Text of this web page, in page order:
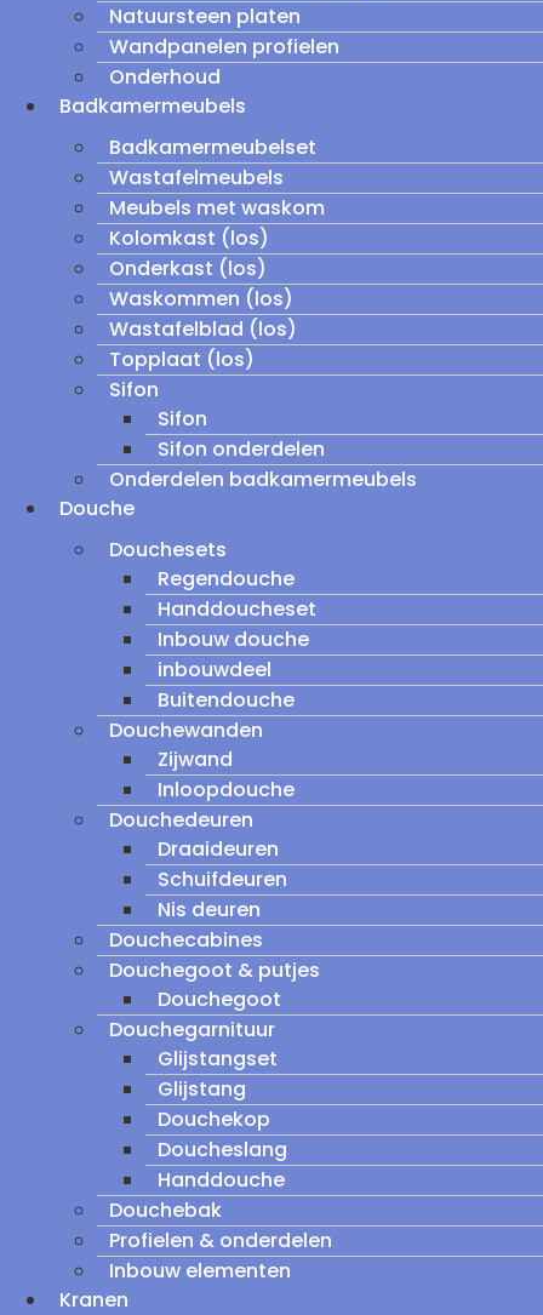
Natuursteen platen
Wandpanelen profielen
Onderhoud
Badkamermeubels
Badkamermeubelset
Wastafelmeubels
Meubels met waskom
Kolomkast (los)
Onderkast (los)
Waskommen (los)
Wastafelblad (los)
Topplaat (los)
Sifon
Sifon
Sifon onderdelen
Onderdelen badkamermeubels
Douche
Douchesets
Regendouche
Handdoucheset
Inbouw douche
inbouwdeel
Buitendouche
Douchewanden
Zijwand
Inloopdouche
Douchedeuren
Draaideuren
Schuifdeuren
Nis deuren
Douchecabines
Douchegoot & putjes
Douchegoot
Douchegarnituur
Glijstangset
Glijstang
Douchekop
Doucheslang
Handdouche
Douchebak
Profielen & onderdelen
Inbouw elementen
Kranen